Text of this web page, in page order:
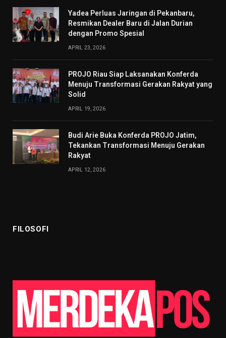
Yadea Perluas Jaringan di Pekanbaru,
Resmikan Dealer Baru di Jalan Durian
dengan Promo Spesial
APRIL 23, 2026
PROJO Riau Siap Laksanakan Konferda
Menuju Transformasi Gerakan Rakyat yang
Solid
APRIL 19, 2026
Budi Arie Buka Konferda PROJO Jatim,
Tekankan Transformasi Menuju Gerakan
Rakyat
APRIL 12, 2026
FILOSOFI